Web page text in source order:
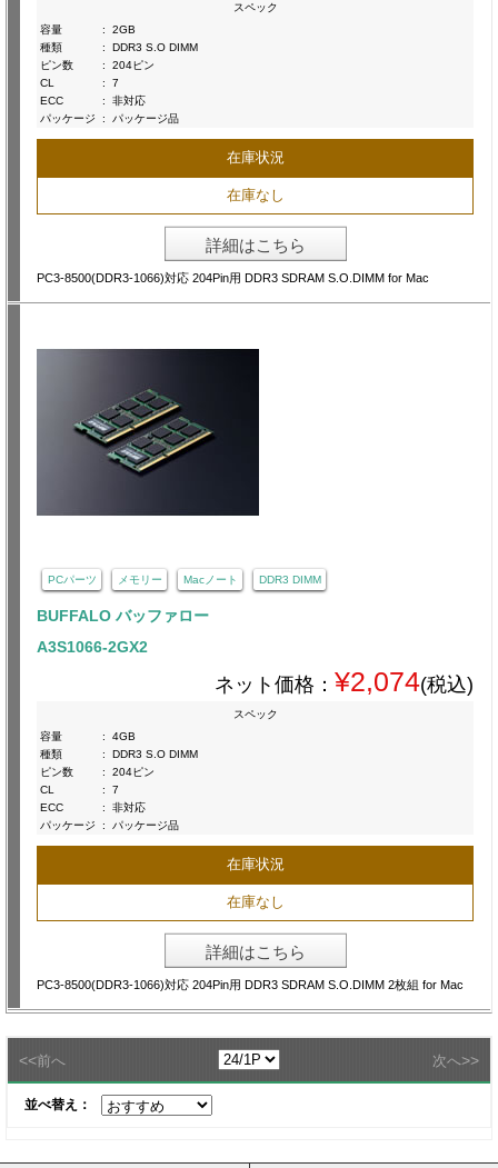
スペック
容量
:
2GB
種類
:
DDR3 S.O DIMM
ピン数
:
204ピン
CL
:
7
ECC
:
非対応
パッケージ
: パッケージ品
在庫状況
在庫なし
詳細はこちら
PC3-8500(DDR3-1066)対応 204Pin用 DDR3 SDRAM S.O.DIMM for Mac
PCパーツ メモリー Macノート DDR3 DIMM
BUFFALO バッファロー
A3S1066-2GX2
ネット価格： ¥2,074(税込)
スペック
容量
:
4GB
種類
:
DDR3 S.O DIMM
ピン数
:
204ピン
CL
:
7
ECC
:
非対応
パッケージ
: パッケージ品
在庫状況
在庫なし
詳細はこちら
PC3-8500(DDR3-1066)対応 204Pin用 DDR3 SDRAM S.O.DIMM 2枚組 for Mac
<<前へ 次へ>>
並べ替え：